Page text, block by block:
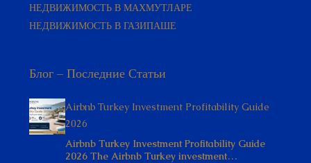
НЕДВИЖИМОСТЬ В МАХМУТЛАРЕ
НЕДВИЖИМОСТЬ В ГАЗИПАШЕ
Блог – Последние Статьи
Airbnb Turkey Investment Profitability Guide
2026
Airbnb Turkey Investment Profitability Guide
2026 The Airbnb Turkey investment…